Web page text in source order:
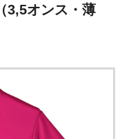
3,5オンス・薄